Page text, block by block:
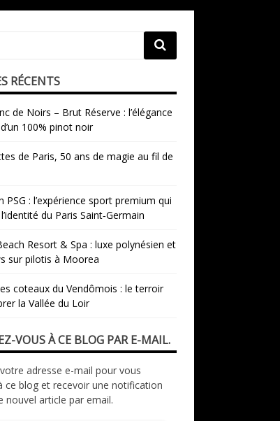
RÉCENTS
de Noirs – Brut Réserve : l’élégance
100% pinot noir
de Paris, 50 ans de magie au fil de
PSG : l’expérience sport premium qui
du Paris Saint‑Germain
Resort & Spa : luxe polynésien et
sur pilotis à Moorea
coteaux du Vendômois : le terroir
la Vallée du Loir
VOUS À CE BLOG PAR E-MAIL.
adresse e-mail pour vous
ce blog et recevoir une notification
nouvel article par email.